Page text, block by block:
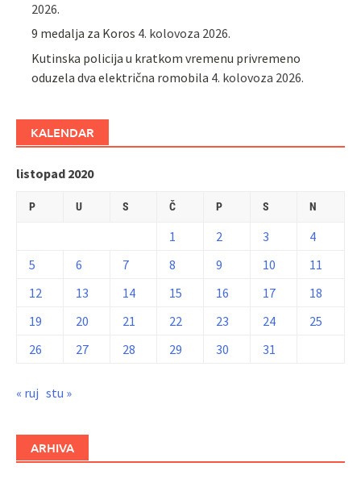
2026.
9 medalja za Koros 4. kolovoza 2026.
Kutinska policija u kratkom vremenu privremeno
oduzela dva električna romobila 4. kolovoza 2026.
KALENDAR
listopad 2020
P U S Č P S N
1 2 3
4
5
6 7 8 9 10
11
12
13 14 15 16 17
18
19
20 21 22 23 24
25
26
27 28 29 30 31
« ruj stu »
ARHIVA